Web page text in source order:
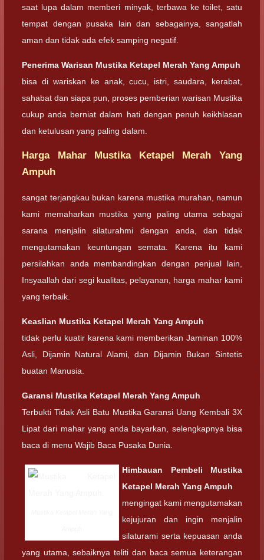
saat lupa dalam memberi minyak, terbawa ke toilet, satu
tempat dengan pusaka lain dan sebagainya, sangatlah
aman dan tidak ada efek samping negatif.
Penerima Warisan Mustika Ketapel Merah Yang Ampuh
bisa di wariskan ke anak, cucu, istri, saudara, kerabat,
sahabat dan siapa pun, proses pemberian warisan Mustika
cukup anda berniat dalam hati dengan penuh keikhlasan
dan ketulusan yang paling dalam.
Harga Mahar Mustika Ketapel Merah Yang
Ampuh
sangat terjangkau bukan karena mustika murahan, namun
kami memaharkan mustika yang paling utama sebagai
sarana menjalin silaturahmi dengan anda, dan tidak
mengutamakan keuntungan semata. Karena itu kami
persilahkan anda membandingkan dengan penjual lain,
Insyaallah dari segi kualitas, pelayanan, harga mahar kami
yang terbaik.
Keaslian Mustika Ketapel Merah Yang Ampuh
tidak perlu kuatir karena kami memberikan Jaminan 100%
Asli, Dijamin Natural Alami, dan Dijamin Bukan Sintetis
buatan Manusia.
Garansi Mustika Ketapel Merah Yang Ampuh
Terbukti Tidak Asli Batu Mustika Garansi Uang Kembali 3X
Lipat dari mahar yang anda bayarkan, selengkapnya bisa
baca di menu Wajib Baca Pusaka Dunia.
Himbauan Pembeli Mustika
Ketapel Merah Yang Ampuh
mengingat kami mengutamakan
kejujuran dan ingin menjalin
silaturami serta kepuasan anda
yang utama, sebaiknya teliti dan baca semua keterangan